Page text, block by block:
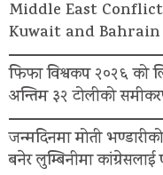
Middle East
Kuwait and
फिफा विश्वकप २०२६ को
अन्तिम ३२ टोलीको
जन्मदिनमा मोती
बनेर लुम्बिनीमा कांग्रेसलाई